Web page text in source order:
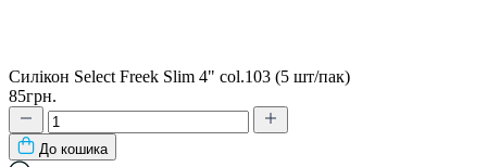
Силікон Select Freek Slim 4" col.103 (5 шт/пак)
85грн.
До кошика